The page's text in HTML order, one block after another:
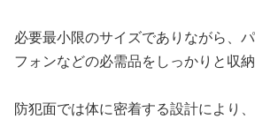
必要最小限のサイズでありながら、
フォンなどの必需品をしっかりと収納
防犯面では体に密着する設計により